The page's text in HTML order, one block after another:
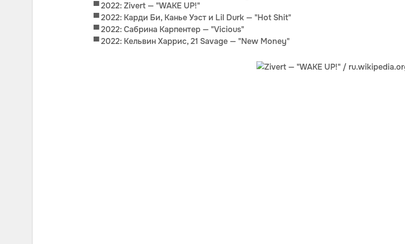
▀ 2022: Zivert — "WAKE UP!"
▀2022: Карди Би, Канье Уэст и Lil Durk — "Hot Shit"
▀ 2022: Сабрина Карпентер — "Vicious"
▀ 2022: Кельвин Харрис, 21 Savage — "New Money"